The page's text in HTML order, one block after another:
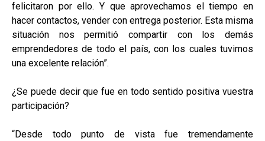
felicitaron por ello. Y que aprovechamos el tiempo en
hacer contactos, vender con entrega posterior. Esta misma
situación nos permitió compartir con los demás
emprendedores de todo el país, con los cuales tuvimos
una excelente relación”.
¿Se puede decir que fue en todo sentido positiva vuestra
participación?
“Desde todo punto de vista fue tremendamente